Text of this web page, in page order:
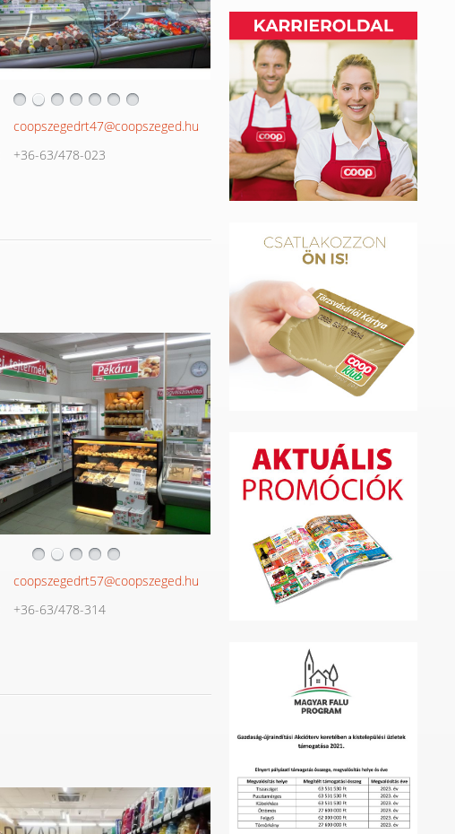
coopszegedrt47@coopszeged.hu
+36-63/478-023
coopszegedrt57@coopszeged.hu
+36-63/478-314